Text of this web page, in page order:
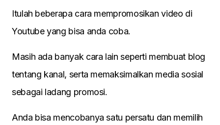
Itulah beberapa cara mempromosikan video di
Youtube yang bisa anda coba.
Masih ada banyak cara lain seperti membuat blog
tentang kanal, serta memaksimalkan media sosial
sebagai ladang promosi.
Anda bisa mencobanya satu persatu dan memilih